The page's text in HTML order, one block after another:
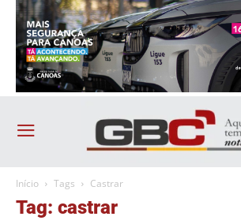
Início Tags Castrar
Tag: castrar